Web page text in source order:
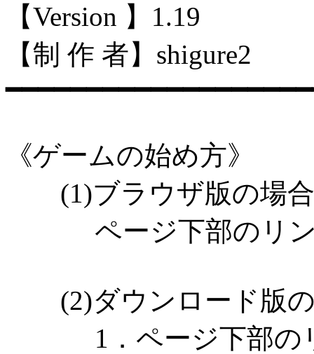
【Version 】1.19
【制 作 者】shigure2
《ゲームの始め方》
(1)ブラウザ版の場合
ページ下部のリン
(2)ダウンロード版
1．ページ下部のリ